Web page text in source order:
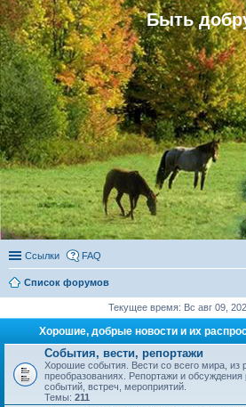
Быть
Ссылки FAQ
Список форумов
Текущее время: Вс авг 09,
Хорошие, добрые новости и их
События, вести, репортажи
Хорошие события. Вести со всего мира, из
преобразованиях. Репортажи и
событий, встреч, мероприятий.
Темы: 211